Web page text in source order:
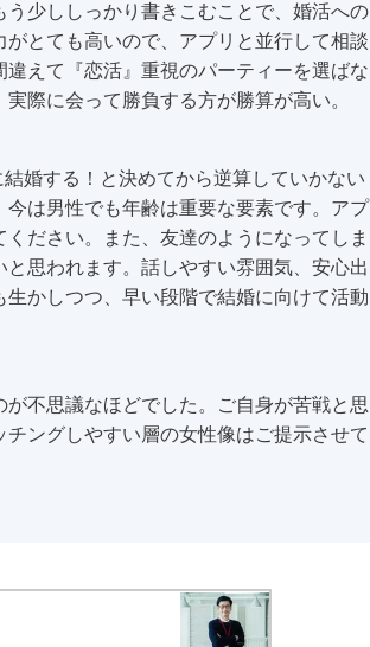
少ししっかり書きこむことで、婚活への
とても高いので、アプリと並行して相談
えて『恋活』重視のパーティーを選ばな
際に会って勝負する方が勝算が高い。
婚する！と決めてから逆算していかない
は男性でも年齢は重要な要素です。アプ
ださい。また、友達のようになってしま
思われます。話しやすい雰囲気、安心出
かしつつ、早い段階で結婚に向けて活動
不思議なほどでした。ご自身が苦戦と思
ングしやすい層の女性像はご提示させて